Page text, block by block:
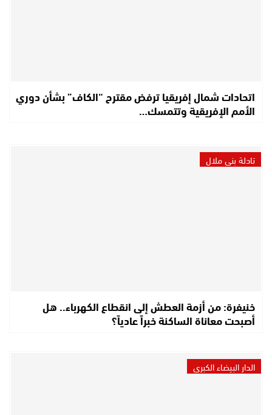
اتحادات شمال إفريقيا ترفض مقترح “الكاف” بشأن دوري
الأمم الإفريقية وتتمسك…
تادلة بني ملال
خنيفرة: من أزمة العطش إلى انقطاع الكهرباء.. هل
أصبحت معاناة الساكنة خبراً عادياً؟
الدار البيضاء الكبرى